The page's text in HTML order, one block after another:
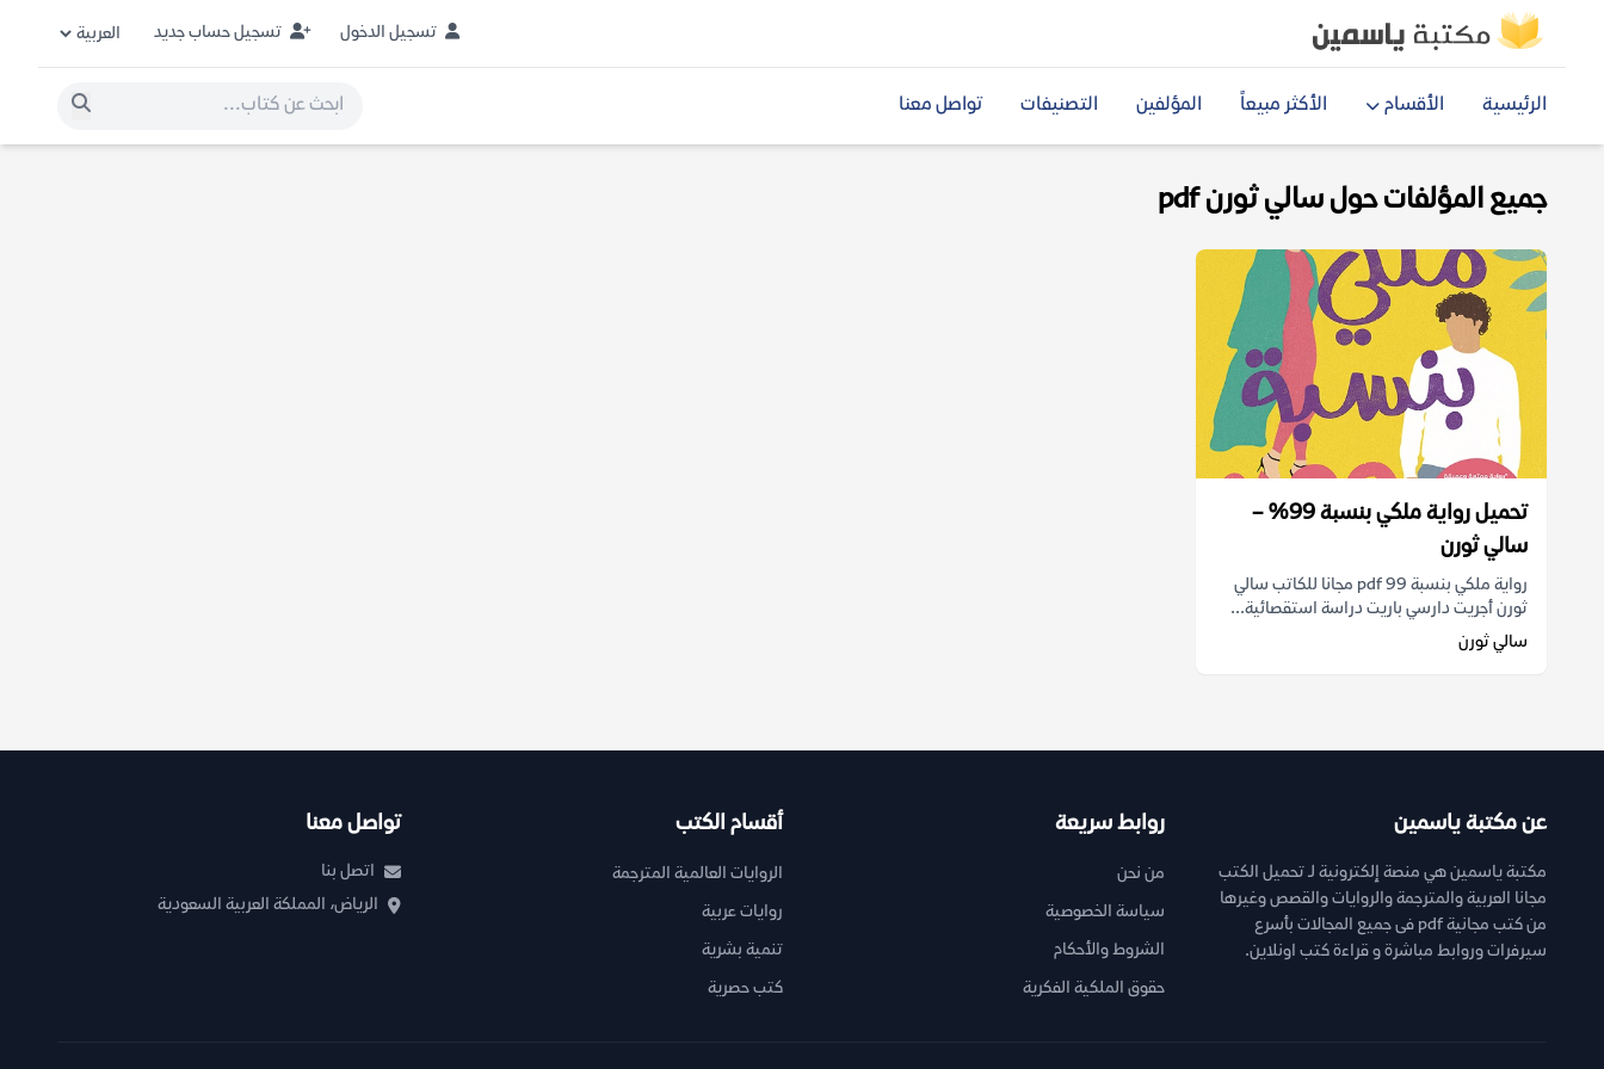
تسجيل الدخول تسجيل حساب جديد
الرئيسية الأقسام الأكثر مبيعاً المؤلفين التصنيفات تواصل معنا
جميع المؤلفات حول سالي ثورن pdf
تحميل رواية ملكي بنسبة 99% –
سالي ثورن
رواية ملكي بنسبة 99 pdf مجانا للكاتب سالي
ثورن أجريت دارسي باريت دراسة استقصائية...
سالي ثورن
عن مكتبة ياسمين
مكتبة ياسمين هي منصة إلكترونية لـ تحميل الكتب
مجانا العربية والمترجمة والروايات والقصص وغيرها
من كتب مجانية pdf فى جميع المجالات بأسرع
سيرفرات وروابط مباشرة و قراءة كتب اونلاين.
روابط سريعة
من نحن
سياسة الخصوصية
الشروط والأحكام
حقوق الملكية الفكرية
أقسام الكتب
الروايات العالمية المترجمة
روايات عربية
تنمية بشرية
كتب حصرية
تواصل معنا
اتصل بنا
الرياض، المملكة العربية السعودية